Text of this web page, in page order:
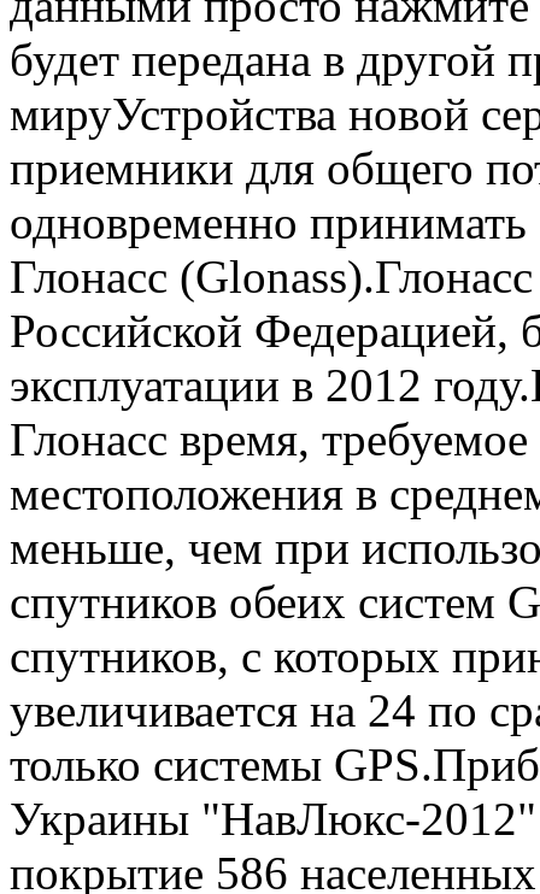
будет передана в другой
мируУстройства новой
приемники для общего
одновременно
Глонасс
Российской Федерацией,
эксплуатации в 2012
Глонасс время,
местоположения в
меньше, чем при
спутников обеих систем
спутников, с которых
увеличивается на 24 по
только системы
Украины "НавЛюкс-
покрытие 586